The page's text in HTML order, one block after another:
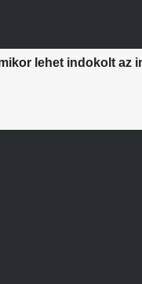
lehet indokolt az